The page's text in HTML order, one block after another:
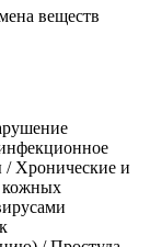
веществ
Хронические и
кожных